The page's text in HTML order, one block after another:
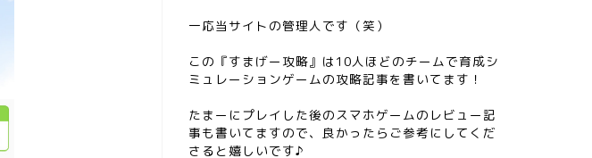
一応当サイトの管理人です（笑）
この『すまげー攻略』は10人ほどのチームで育成シ
ミュレーションゲームの攻略記事を書いてます！
たまーにプレイした後のスマホゲームのレビュー記
事も書いてますので、良かったらご参考にしてくだ
さると嬉しいです♪